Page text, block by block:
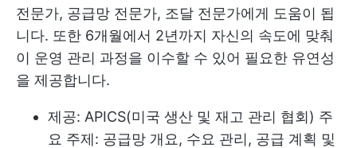
전문가, 공급망 전문가, 조달 전문가에게 도움이 됩
니다. 또한 6개월에서 2년까지 자신의 속도에 맞춰
이 운영 관리 과정을 이수할 수 있어 필요한 유연성
을 제공합니다.
제공: APICS(미국 생산 및 재고 관리 협회) 주
요 주제: 공급망 개요, 수요 관리, 공급 계획 및